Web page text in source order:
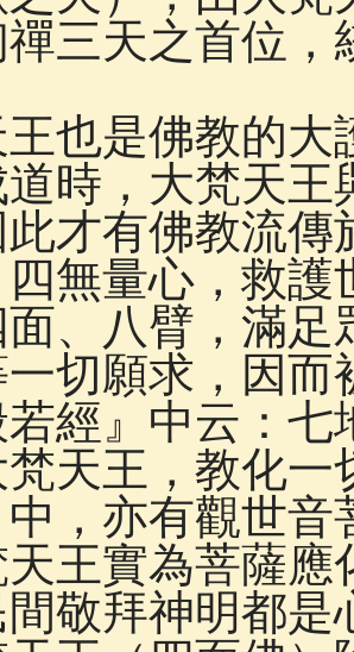
三天之首位
也是佛教的
道時，大梵天
才有佛教流
無量心，救
、八臂，滿
切願求，因
經』中云：
天王，教化
，亦有觀世
王實為菩薩應
敬拜神明都